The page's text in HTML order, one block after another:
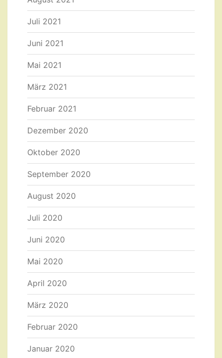
Juli 2021
Juni 2021
Mai 2021
März 2021
Februar 2021
Dezember 2020
Oktober 2020
September 2020
August 2020
Juli 2020
Juni 2020
Mai 2020
April 2020
März 2020
Februar 2020
Januar 2020